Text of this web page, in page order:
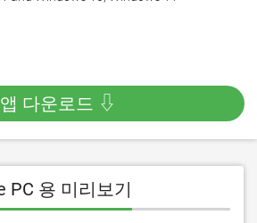
앱 다운로드 ⇩
PC 용 미리보기